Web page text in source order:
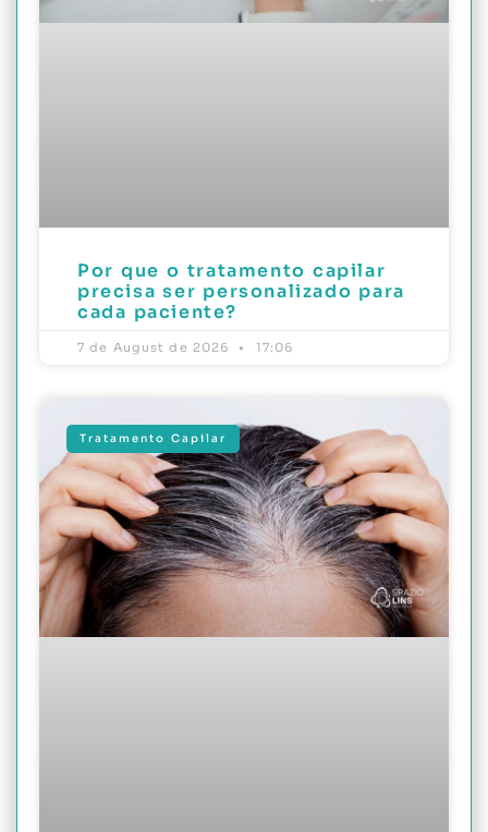
Por que o tratamento capilar
precisa ser personalizado para
cada paciente?
7 de August de 2026 17:06
Tratamento Capilar